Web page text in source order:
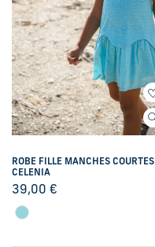
ROBE FILLE MANCHES COURTES
CELENIA
39,00 €